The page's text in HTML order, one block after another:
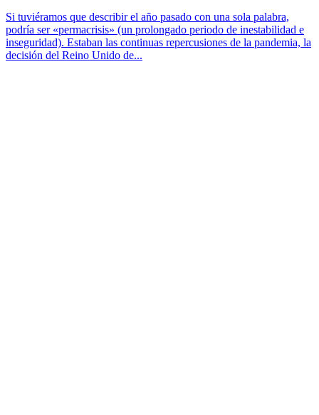
Si tuviéramos que describir el año pasado con una sola palabra,
podría ser «permacrisis» (un prolongado periodo de inestabilidad e
inseguridad). Estaban las continuas repercusiones de la pandemia, la
decisión del Reino Unido de...